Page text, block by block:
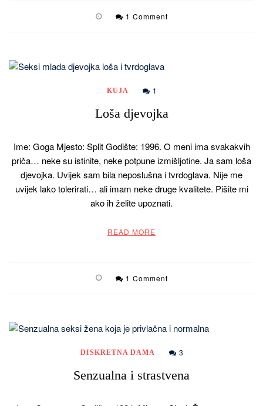
1 Comment
KUJA 1
Loša djevojka
Ime: Goga Mjesto: Split Godište: 1996. O meni ima svakakvih
priča… neke su istinite, neke potpune izmišljotine. Ja sam loša
djevojka. Uvijek sam bila neposlušna i tvrdoglava. Nije me
uvijek lako tolerirati… ali imam neke druge kvalitete. Pišite mi
ako ih želite upoznati.
READ MORE
1 Comment
DISKRETNA DAMA 3
Senzualna i strastvena